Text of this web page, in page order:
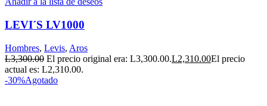
LEVI´S LV1000
Hombres, Levis, Aros
L3,300.00 El precio original era: L3,300.00.L2,310.00El precio
actual es: L2,310.00.
-30%Agotado